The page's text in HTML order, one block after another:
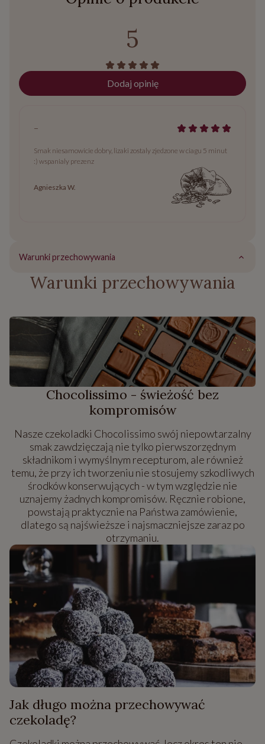
5
Dodaj opinię
-
Smak niesamowicie dobry, lizaki zostaly zjedzone w ciagu 5 minut
:) wspanialy prezenz
Agnieszka W.
Warunki przechowywania
Warunki przechowywania
Chocolissimo - świeżość bez
kompromisów
Nasze czekoladki Chocolissimo swój niepowtarzalny
smak zawdzięczają nie tylko pierwszorzędnym
składnikom i wymyślnym recepturom, ale również
temu, że przy ich tworzeniu nie stosujemy szkodliwych
środków konserwujących - w tym względzie nie
uznajemy żadnych kompromisów. Ręcznie robione,
powstają praktycznie na Państwa zamówienie,
dlatego są najświeższe i najsmaczniejsze zaraz po
otrzymaniu.
Jak długo można przechowywać
czekoladę?